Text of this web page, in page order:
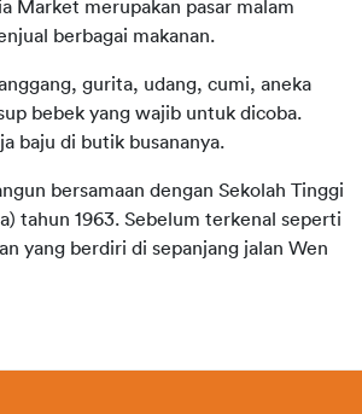
Market merupakan pasar malam
berbagai makanan.
gurita, udang, cumi, aneka
bebek yang wajib untuk dicoba.
baju di butik busananya.
bersamaan dengan Sekolah Tinggi
tahun 1963. Sebelum terkenal seperti
yang berdiri di sepanjang jalan Wen